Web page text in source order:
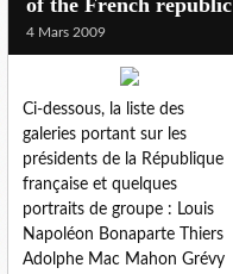
4 Mars 2009
Ci-dessous, la liste des
galeries portant sur les
présidents de la République
française et quelques
portraits de groupe : Louis
Napoléon Bonaparte Thiers
Adolphe Mac Mahon Grévy